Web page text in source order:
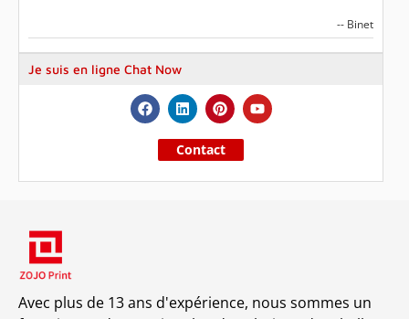
-- Binet
Je suis en ligne Chat Now
Contact
Avec plus de 13 ans d'expérience, nous sommes un